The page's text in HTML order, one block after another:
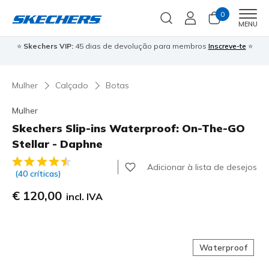
0
MENU
⭐ Skechers VIP:45 dias de devolução para membros Inscreve-te ⭐
Mulher Calçado Botas
Mulher
Skechers Slip-ins Waterproof: On-The-GO
Stellar - Daphne
4$9 de 5 – Classificação do cliente
(40 críticas)
Adicionar à lista de desejos
€ 120,00 incl. IVA
Waterproof